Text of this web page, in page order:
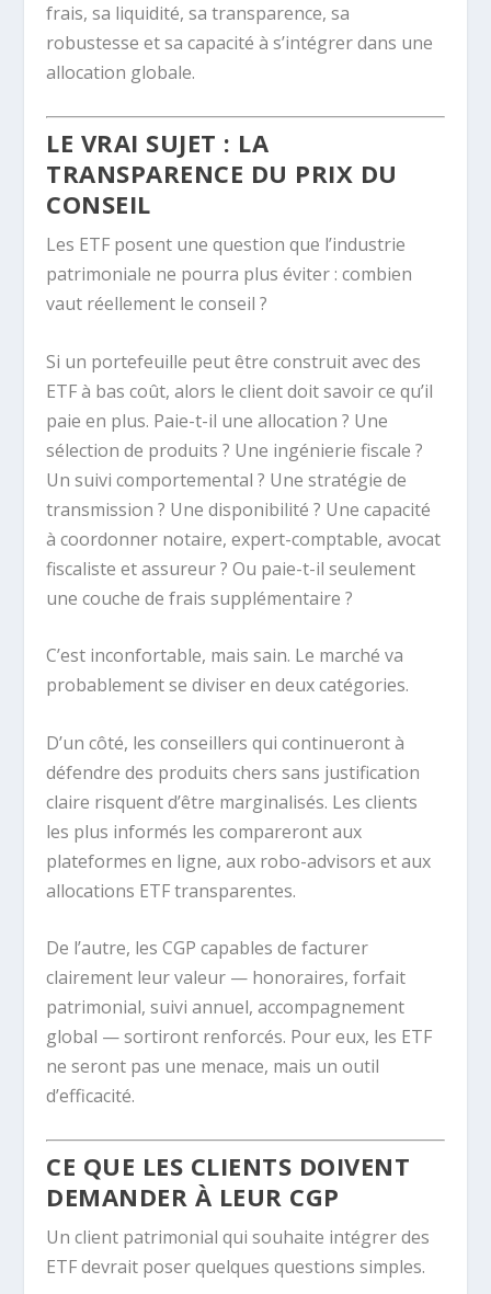
frais, sa liquidité, sa transparence, sa
robustesse et sa capacité à s’intégrer dans une
allocation globale.
LE VRAI SUJET : LA
TRANSPARENCE DU PRIX DU
CONSEIL
Les ETF posent une question que l’industrie
patrimoniale ne pourra plus éviter : combien
vaut réellement le conseil ?
Si un portefeuille peut être construit avec des
ETF à bas coût, alors le client doit savoir ce qu’il
paie en plus. Paie-t-il une allocation ? Une
sélection de produits ? Une ingénierie fiscale ?
Un suivi comportemental ? Une stratégie de
transmission ? Une disponibilité ? Une capacité
à coordonner notaire, expert-comptable, avocat
fiscaliste et assureur ? Ou paie-t-il seulement
une couche de frais supplémentaire ?
C’est inconfortable, mais sain. Le marché va
probablement se diviser en deux catégories.
D’un côté, les conseillers qui continueront à
défendre des produits chers sans justification
claire risquent d’être marginalisés. Les clients
les plus informés les compareront aux
plateformes en ligne, aux robo-advisors et aux
allocations ETF transparentes.
De l’autre, les CGP capables de facturer
clairement leur valeur — honoraires, forfait
patrimonial, suivi annuel, accompagnement
global — sortiront renforcés. Pour eux, les ETF
ne seront pas une menace, mais un outil
d’efficacité.
CE QUE LES CLIENTS DOIVENT
DEMANDER À LEUR CGP
Un client patrimonial qui souhaite intégrer des
ETF devrait poser quelques questions simples.